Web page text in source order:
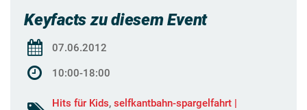
Keyfacts zu diesem Event
07.06.2012
10:00-18:00
Hits für Kids, selfkantbahn-spargelfahrt |